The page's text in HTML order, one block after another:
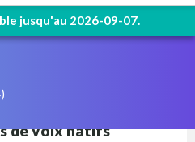
jusqu'au 2026-09-07.
)
de voix natifs